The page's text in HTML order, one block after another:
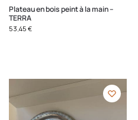
Plateau en bois peint à la main –
TERRA
53,45 €